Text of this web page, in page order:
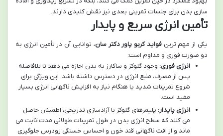
سازی بدن برای جلسات تمرینی بعدی نیز نقش کلیدی دارند.
تأمین انرژی سریع و پایدار
یکی از مهم ترینفواید کربو پاور دکتر سان، توانایی آن در تأمین انرژی به
دو صورت فوری و مداوم است:
انرژی فوری: وجود گلوکز و ساکارز به بدن اجازه می دهد تا بلافاصله
پس از مصرف، منبع انرژی در دسترس داشته باشد. این ویژگی برای
شروع تمرینات شدید یا هنگام نیاز به افزایش ناگهانی انرژی بسیار
مفید است.
انرژی پایدار: پلیمرهای گلوکز با آزادسازی تدریجی، اطمینان حاصل
می کنند که سطح انرژی بدن در طول تمرینات طولانی مدت ثابت می
ماند و از افت ناگهانی قند خون و احساس خستگی زودرس جلوگیری